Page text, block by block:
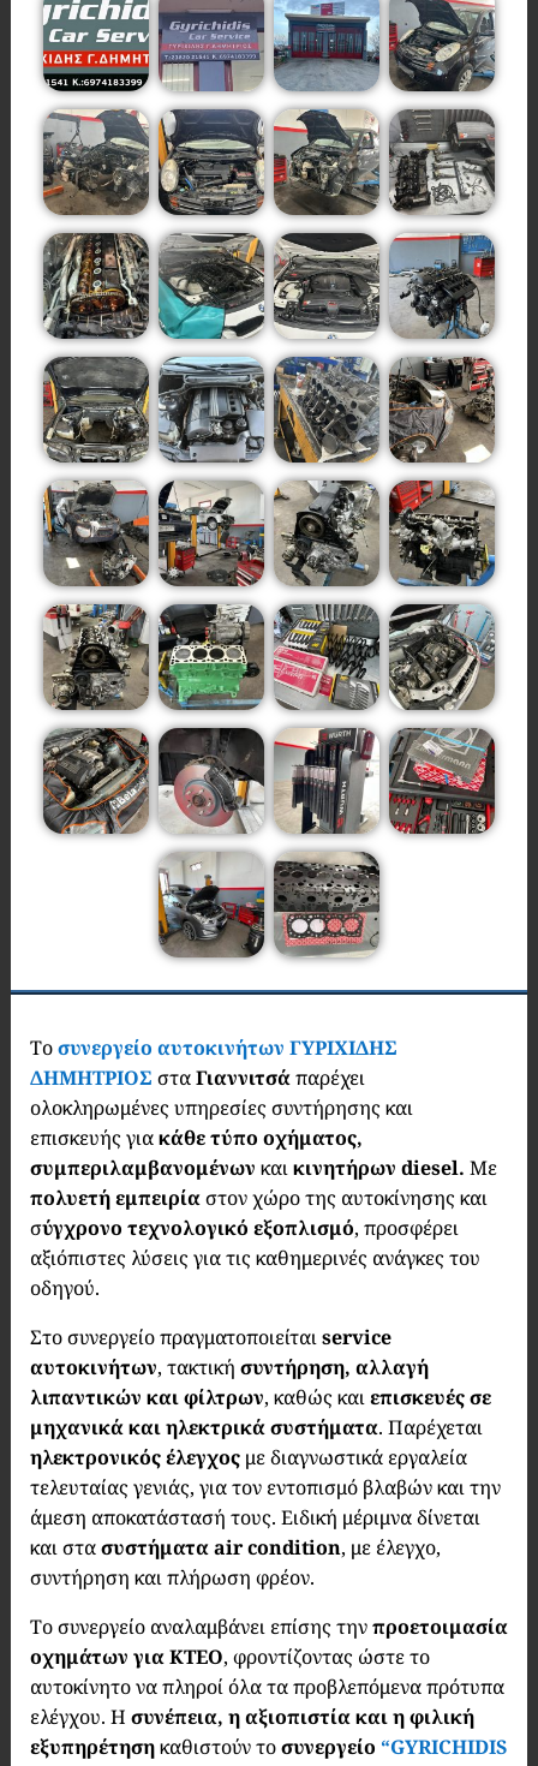
Τοσυνεργείο αυτοκινήτων ΓΥΡΙΧΙΔΗΣ
ΔΗΜΗΤΡΙΟΣ σταΓιαννιτσάπαρέχει
ολοκληρωμένες υπηρεσίες συντήρησης και
επισκευής γιακάθε τύπο οχήματος,
συμπεριλαμβανομένων καικινητήρων diesel. Με
πολυετή εμπειρίαστον χώρο της αυτοκίνησης και
σύγχρονο τεχνολογικό εξοπλισμό, προσφέρει
αξιόπιστες λύσεις για τις καθημερινές ανάγκες του
οδηγού.
Στο συνεργείο πραγματοποιείταιservice
αυτοκινήτων, τακτική συντήρηση, αλλαγή
λιπαντικών και φίλτρων, καθώς καιεπισκευές σε
μηχανικά και ηλεκτρικά συστήματα. Παρέχεται
ηλεκτρονικός έλεγχοςμε διαγνωστικά εργαλεία
τελευταίας γενιάς, για τον εντοπισμό βλαβών και την
άμεση αποκατάστασή τους. Ειδική μέριμνα δίνεται
και στασυστήματα air condition, με έλεγχο,
συντήρηση και πλήρωση φρέον.
Το συνεργείο αναλαμβάνει επίσης τηνπροετοιμασία
οχημάτων για ΚΤΕΟ, φροντίζοντας ώστε το
αυτοκίνητο να πληροί όλα τα προβλεπόμενα πρότυπα
ελέγχου. Η συνέπεια, η αξιοπιστία και η φιλική
εξυπηρέτησηκαθιστούν τοσυνεργείο “GYRICHIDIS